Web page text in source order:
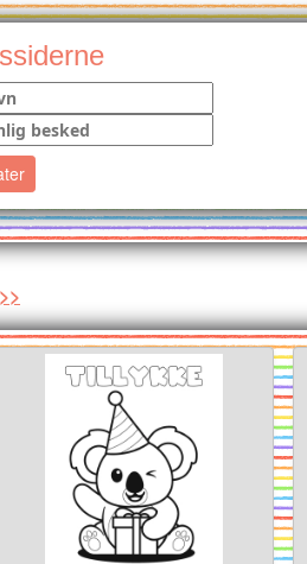
>>